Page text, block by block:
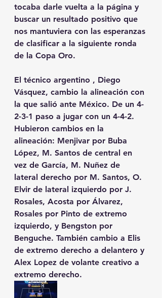
tocaba darle vuelta a la página y
buscar un resultado positivo que
nos mantuviera con las esperanzas
de clasificar a la siguiente ronda
de la Copa Oro.
El técnico argentino , Diego
Vásquez, cambio la alineación con
la que salió ante México. De un 4-
2-3-1 paso a jugar con un 4-4-2.
Hubieron cambios en la
alineación: Menjivar por Buba
López, M. Santos de central en
vez de García, M. Nuñez de
lateral derecho por M. Santos, O.
Elvir de lateral izquierdo por J.
Rosales, Acosta por Álvarez,
Rosales por Pinto de extremo
izquierdo, y Bengston por
Benguche. También cambio a Elis
de extremo derecho a delantero y
Alex Lopez de volante creativo a
extremo derecho.